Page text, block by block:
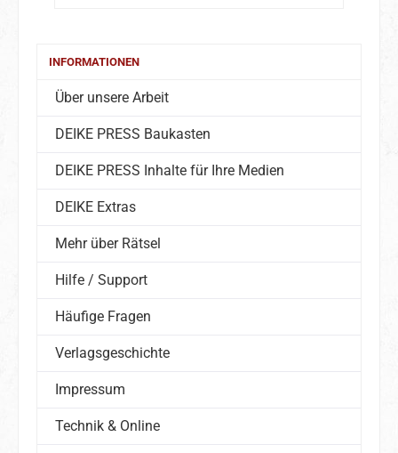
INFORMATIONEN
Über unsere Arbeit
DEIKE PRESS Baukasten
DEIKE PRESS Inhalte für Ihre Medien
DEIKE Extras
Mehr über Rätsel
Hilfe / Support
Häufige Fragen
Verlagsgeschichte
Impressum
Technik & Online